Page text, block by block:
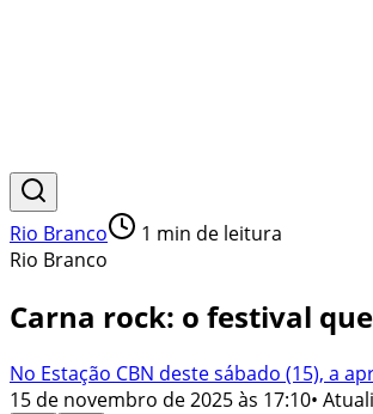
Rio Branco 1 min de leitura
Rio Branco
Carna rock: o festival
No Estação CBN deste sábado (15), a
15 de novembro de 2025 às 17:10•